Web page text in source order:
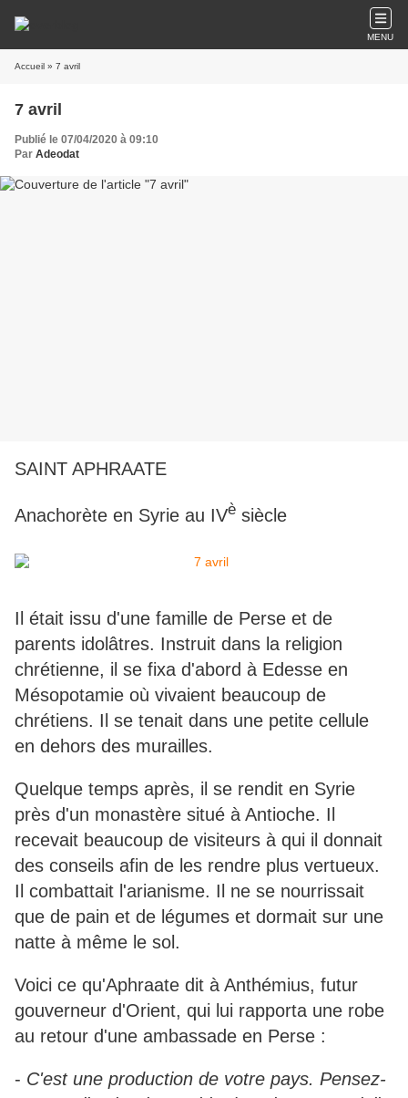
MENU
Accueil » 7 avril
7 avril
Publié le 07/04/2020 à 09:10
Par Adeodat
SAINT APHRAATE
Anachorète en Syrie au IVè siècle
Il était issu d'une famille de Perse et de
parents idolâtres. Instruit dans la religion
chrétienne, il se fixa d'abord à Edesse en
Mésopotamie où vivaient beaucoup de
chrétiens. Il se tenait dans une petite cellule
en dehors des murailles.
Quelque temps après, il se rendit en Syrie
près d'un monastère situé à Antioche. Il
recevait beaucoup de visiteurs à qui il donnait
des conseils afin de les rendre plus vertueux.
Il combattait l'arianisme. Il ne se nourrissait
que de pain et de légumes et dormait sur une
natte à même le sol.
Voici ce qu'Aphraate dit à Anthémius, futur
gouverneur d'Orient, qui lui rapporta une robe
au retour d'une ambassade en Perse :
- C'est une production de votre pays. Pensez-